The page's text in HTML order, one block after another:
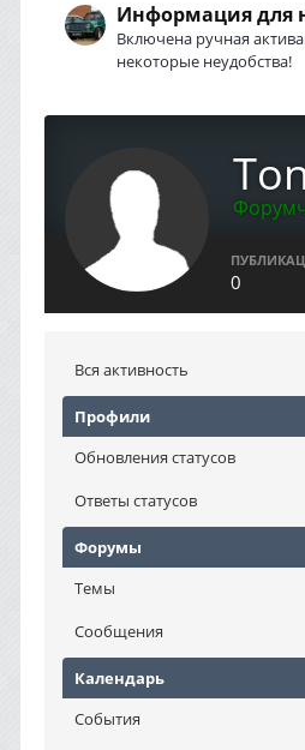
Информация для
Включена ручная
некоторые неудобства!
0
Вся активность
Профили
Обновления статусов
Ответы статусов
Форумы
Темы
Сообщения
Календарь
События